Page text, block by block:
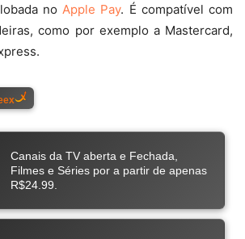
no Apple Pay. É compatível com
como por exemplo a Mastercard,